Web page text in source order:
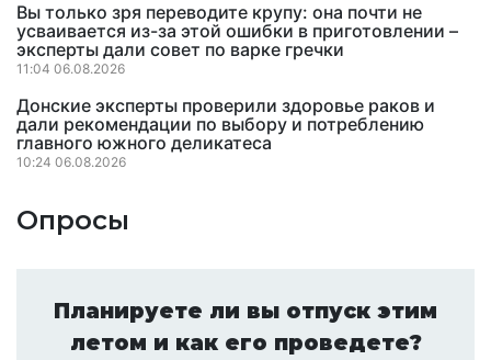
Вы только зря переводите крупу: она почти не
усваивается из-за этой ошибки в приготовлении –
эксперты дали совет по варке гречки
11:04 06.08.2026
Донские эксперты проверили здоровье раков и
дали рекомендации по выбору и потреблению
главного южного деликатеса
10:24 06.08.2026
Опросы
Планируете ли вы отпуск этим
летом и как его проведете?